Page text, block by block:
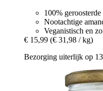
100% geroosterde
Nootachtige
Veganistisch en
€ 15,99 (€ 31,98 / kg)
Bezorging uiterlijk op